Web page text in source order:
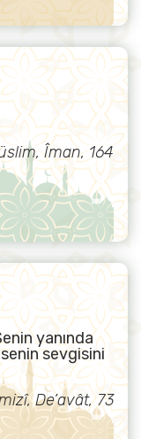
Îman, 164
yanında
sevgisini
De’avât, 73